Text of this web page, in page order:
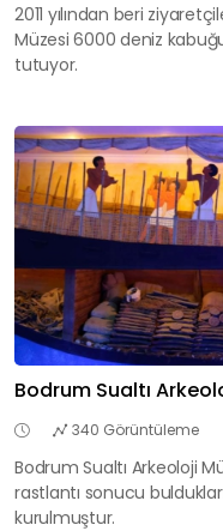
2011 yılından beri
Müzesi 6000 deniz
tutuyor.
Bodrum Sualtı
340 Görüntüleme
Bodrum Sualtı Arkeoloji
rastlantı sonucu
kurulmuştur.